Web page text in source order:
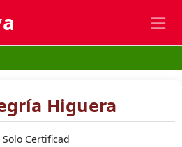
Higuera
Solo Certificad